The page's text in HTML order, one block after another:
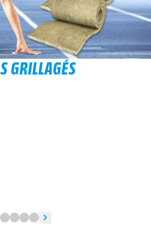
GRILLAGÉS
chevron_right